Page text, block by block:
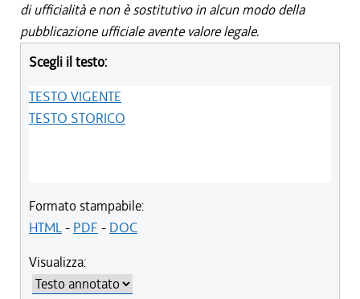
di ufficialità e non è sostitutivo in alcun modo della
pubblicazione ufficiale avente valore legale.
Scegli il testo:
TESTO VIGENTE
TESTO STORICO
Formato stampabile:
HTML- PDF - DOC
Visualizza: